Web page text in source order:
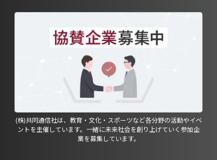
(株)共同通信社は、教育・文化・スポーツなど各分野の活動やイベ
ントを主催しています。一緒に未来社会を創り上げていく参加企
業を募集しています。